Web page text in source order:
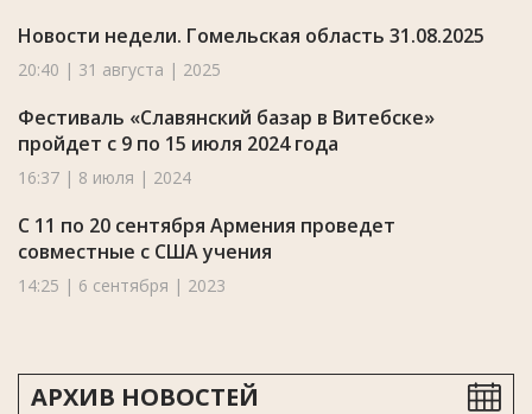
Новости недели. Гомельская область 31.08.2025
20:40 | 31 августа | 2025
Фестиваль «Славянский базар в Витебске»
пройдет с 9 по 15 июля 2024 года
16:37 | 8 июля | 2024
С 11 по 20 сентября Армения проведет
совместные с США учения
14:25 | 6 сентября | 2023
АРХИВ НОВОСТЕЙ